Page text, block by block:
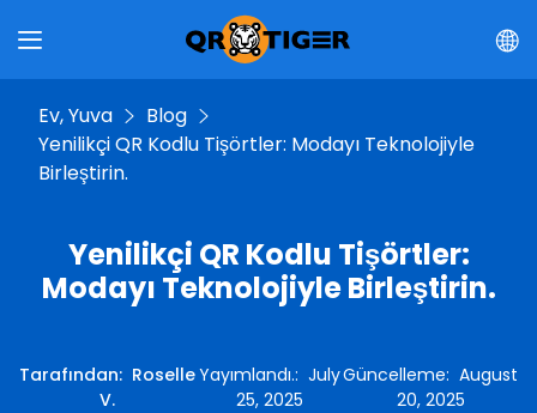
Ev, Yuva
Blog
Yenilikçi QR Kodlu Tişörtler: Modayı Teknolojiyle
Birleştirin.
Yenilikçi QR Kodlu Tişörtler:
Modayı Teknolojiyle Birleştirin.
Tarafından: Roselle
V.
Yayımlandı.: July
25, 2025
Güncelleme: August
20, 2025